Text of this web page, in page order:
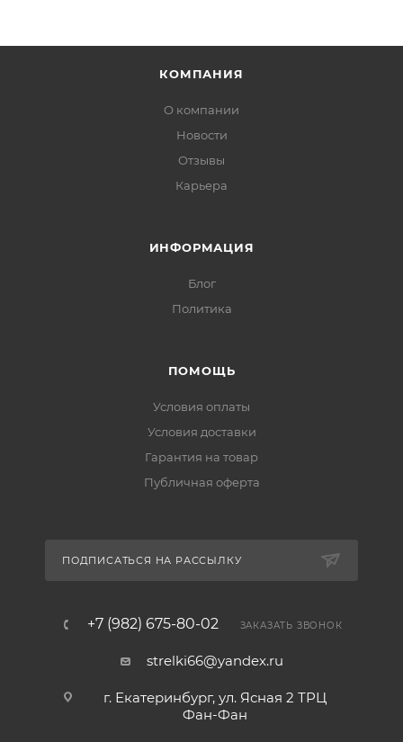
КОМПАНИЯ
О компании
Новости
Отзывы
Карьера
ИНФОРМАЦИЯ
Блог
Политика
ПОМОЩЬ
Условия оплаты
Условия доставки
Гарантия на товар
Публичная оферта
ПОДПИСАТЬСЯ НА РАССЫЛКУ
+7 (982) 675-80-02 ЗАКАЗАТЬ ЗВОНОК
strelki66@yandex.ru
г. Екатеринбург, ул. Ясная 2 ТРЦ
Фан-Фан